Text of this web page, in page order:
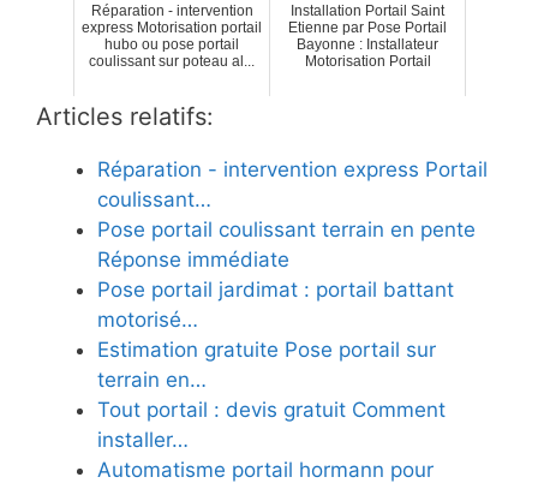
Réparation - intervention
express Motorisation portail
hubo ou pose portail
coulissant sur poteau al...
Installation Portail Saint
Etienne par Pose Portail
Bayonne : Installateur
Motorisation Portail
Articles relatifs:
Réparation - intervention express Portail
coulissant…
Pose portail coulissant terrain en pente
Réponse immédiate
Pose portail jardimat : portail battant
motorisé…
Estimation gratuite Pose portail sur
terrain en…
Tout portail : devis gratuit Comment
installer…
Automatisme portail hormann pour